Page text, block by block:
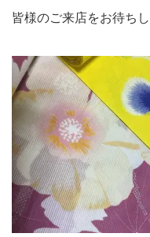
皆様のご来店をお待ち